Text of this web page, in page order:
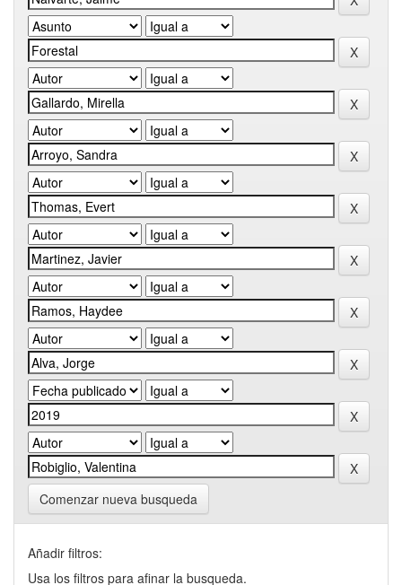
Comenzar nueva busqueda
Añadir filtros:
Usa los filtros para afinar la busqueda.